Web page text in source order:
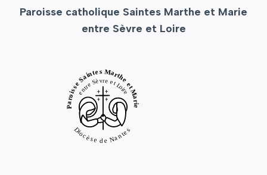
Paroisse catholique Saintes Marthe et Marie
entre Sèvre et Loire